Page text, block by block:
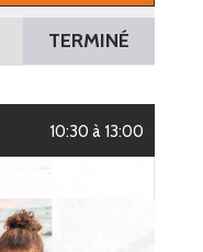
TERMINÉ
10:30 à 13:00